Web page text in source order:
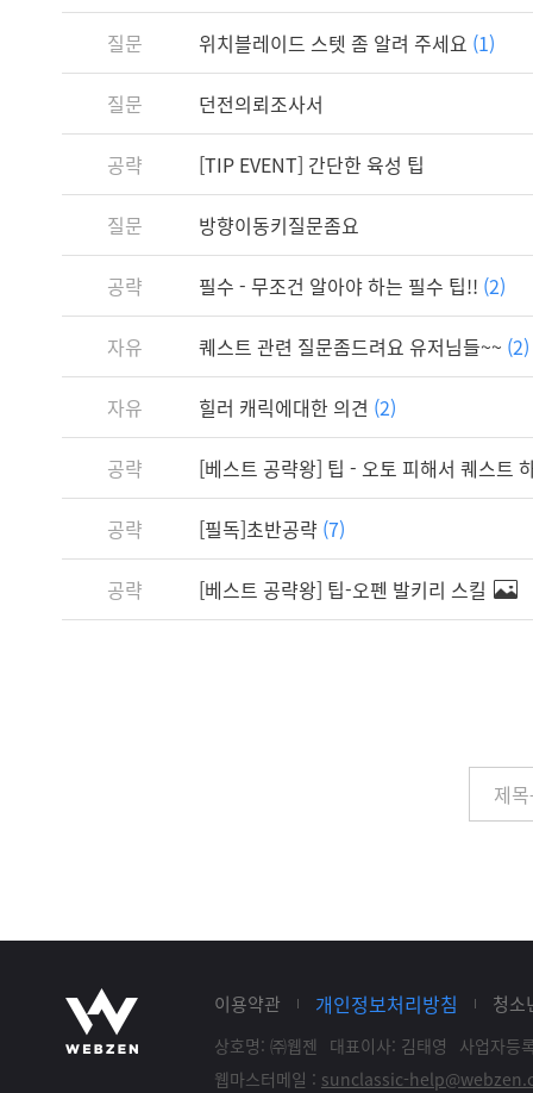
질문 위치블레이드 스텟 좀 알려 주세요 (1)
질문 던전의뢰조사서
공략 [TIP EVENT] 간단한 육성 팁
질문 방향이동키질문좀요
공략 필수 - 무조건 알아야 하는 필수 팁!! (2)
자유 퀘스트 관련 질문좀드려요 유저님들~~ (2)
자유 힐러 캐릭에대한 의견 (2)
공략 [베스트 공략왕] 팁 - 오토 피해서 퀘스트
공략 [필독]초반공략 (7)
공략 [베스트 공략왕] 팁-오펜 발키리 스킬
이용약관 개인정보처리방침 청소
상호명: ㈜웹젠 대표이사: 김태영 사업자등
웹마스터메일 : sunclassic-